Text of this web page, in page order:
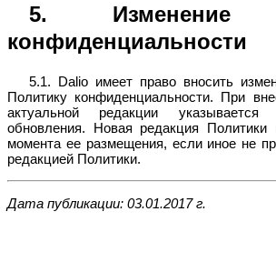
5. Изменение
конфиденциальности
5.1. Dalio имеет право вносить
Политику конфиденциальности. При
актуальной редакции указывается
обновления. Новая редакция
момента ее размещения, если иное не
редакцией Политики.
Дата публикации: 03.01.2017 г.